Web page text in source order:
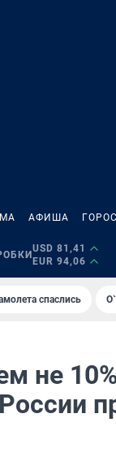
АФИША
USD 81,41
EUR 94,06
спаслись
не